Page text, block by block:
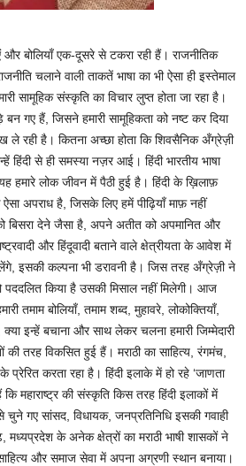
और बोलियाँ एक-दूसरे से टकरा रही हैं। राजनीतिक
चलाने वाली ताकतें भाषा का भी ऐसा ही इस्तेमाल
सामूहिक संस्कृति का विचार लुप्त होता जा रहा है।
गए हैं, जिसने हमारी सामूहिकता को नष्ट कर दिया
ले रही है। कितना अच्छा होता कि शिवसैनिक अँग्रेज़ी
हिंदी से ही समस्या नज़र आई। हिंदी भारतीय भाषा
यह हमारे लोक जीवन में पैठी हुई है। हिंदी के ख़िलाफ़
अपराध है, जिसके लिए हमें पीढ़ियाँ माफ़ नहीं
देने जैसा है, अपने अतीत को अपमानित और
और हिंदूवादी बताने वाले क्षेत्रीयता के आवेश में
इसकी कल्पना भी डरावनी है। जिस तरह अँग्रेज़ी ने
पददलित किया है उसकी मिसाल नहीं मिलेगी। आज
तमाम बोलियाँ, तमाम शब्द, मुहावरे, लोकोक्तियाँ,
इन्हें बचाना और साथ लेकर चलना हमारी जिम्मेदारी
की तरह विकसित हुई हैं। मराठी का साहित्य, रंगमंच,
प्रेरित करता रहा है। हिंदी इलाके में हो रहे ‘जाणता
महाराष्ट्र की संस्कृति किस तरह हिंदी इलाकों में
चुने गए सांसद, विधायक, जनप्रतिनिधि इसकी गवाही
मध्यप्रदेश के अनेक क्षेत्रों का मराठी भाषी शासकों ने
और समाज सेवा में अपना अग्रणी स्थान बनाया।